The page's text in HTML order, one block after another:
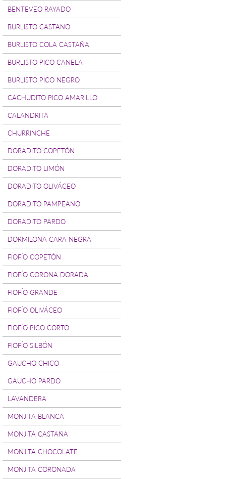
BENTEVEO RAYADO
BURLISTO CASTAÑO
BURLISTO COLA CASTAÑA
BURLISTO PICO CANELA
BURLISTO PICO NEGRO
CACHUDITO PICO AMARILLO
CALANDRITA
CHURRINCHE
DORADITO COPETÓN
DORADITO LIMÓN
DORADITO OLIVÁCEO
DORADITO PAMPEANO
DORADITO PARDO
DORMILONA CARA NEGRA
FIOFÍO COPETÓN
FIOFÍO CORONA DORADA
FIOFÍO GRANDE
FIOFÍO OLIVÁCEO
FIOFÍO PICO CORTO
FIOFÍO SILBÓN
GAUCHO CHICO
GAUCHO PARDO
LAVANDERA
MONJITA BLANCA
MONJITA CASTAÑA
MONJITA CHOCOLATE
MONJITA CORONADA